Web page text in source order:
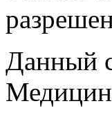
Данный